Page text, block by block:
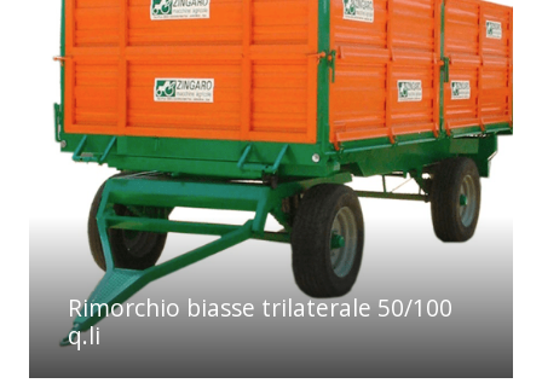
Rimorchio biasse trilaterale 50/100
q.li